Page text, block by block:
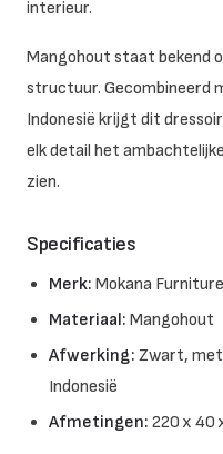
interieur.
Mangohout staat bekend
structuur. Gecombineerd
Indonesië krijgt dit
elk detail het
zien.
Specificaties
Merk: Mokana Furniture
Materiaal: Mangohout
Afwerking: Zwart, met
Indonesië
Afmetingen: 220 x 40